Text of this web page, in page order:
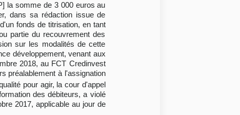
la somme de 3 000 euros au
dans sa rédaction issue de
fonds de titrisation, en tant
partie du recouvrement des
sur les modalités de cette
développement, venant aux
2018, au FCT Credinvest
préalablement à l'assignation
pour agir, la cour d'appel
des débiteurs, a violé
2017, applicable au jour de